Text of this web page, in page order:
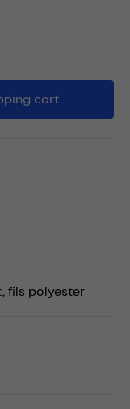
desired
cart
fils polyester